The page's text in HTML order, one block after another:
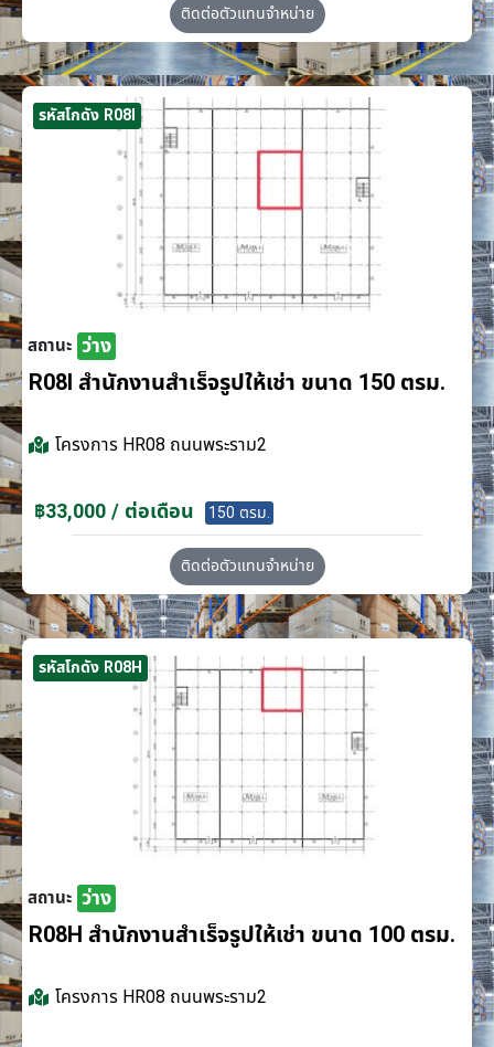
ติดต่อตัวแทนจำหน่าย
รหัสโกดัง R08I
สถานะ ว่าง
R08I สำนักงานสำเร็จรูปให้เช่า ขนาด 150 ตรม.
โครงการ HR08 ถนนพระราม2
฿33,000 / ต่อเดือน 150 ตรม.
ติดต่อตัวแทนจำหน่าย
รหัสโกดัง R08H
สถานะ ว่าง
R08H สำนักงานสำเร็จรูปให้เช่า ขนาด 100 ตรม.
โครงการ HR08 ถนนพระราม2